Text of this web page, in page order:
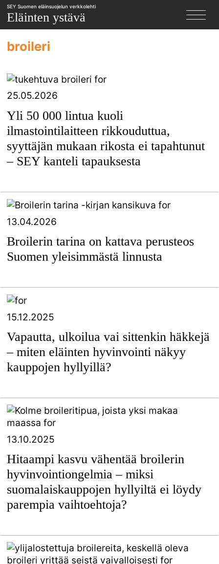
SEY Suomen eläinsuojelun verkkolehti
Eläinten ystävä
broileri
25.05.2026
Yli 50 000 lintua kuoli
ilmastointilaitteen rikkouduttua,
syyttäjän mukaan rikosta ei tapahtunut
– SEY kanteli tapauksesta
13.04.2026
Broilerin tarina on kattava perusteos
Suomen yleisimmästä linnusta
15.12.2025
Vapautta, ulkoilua vai sittenkin häkkejä
– miten eläinten hyvinvointi näkyy
kauppojen hyllyillä?
13.10.2025
Hitaampi kasvu vähentää broilerin
hyvinvointiongelmia – miksi
suomalaiskauppojen hyllyiltä ei löydy
parempia vaihtoehtoja?